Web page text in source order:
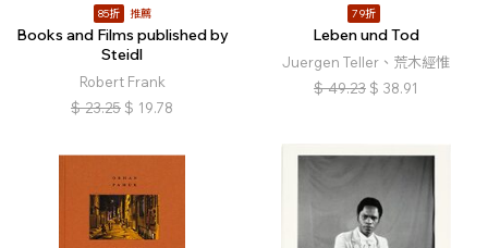
85折 推薦
Books and Films published by
Steidl
Robert Frank
$ 23.25 $ 19.78
79折
Leben und Tod
Juergen Teller、荒木經惟
$ 49.23 $ 38.91